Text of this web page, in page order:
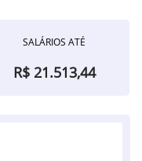
SALÁRIOS ATÉ
R$ 21.513,44